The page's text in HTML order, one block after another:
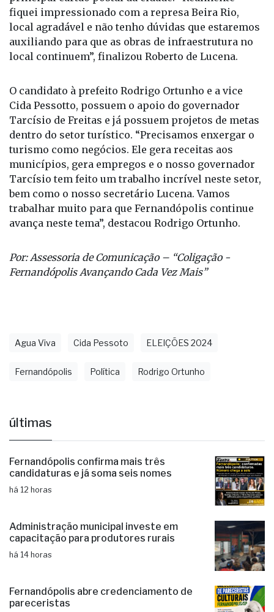
fiquei impressionado com a represa Beira Rio,
local agradável e não tenho dúvidas que estaremos
auxiliando para que as obras de infraestrutura no
local continuem”, finalizou Roberto de Lucena.
O candidato à prefeito Rodrigo Ortunho e a vice
Cida Pessotto, possuem o apoio do governador
Tarcísio de Freitas e já possuem projetos de metas
dentro do setor turístico. “Precisamos enxergar o
turismo como negócios. Ele gera receitas aos
municípios, gera empregos e o nosso governador
Tarcísio tem feito um trabalho incrível neste setor,
bem como o nosso secretário Lucena. Vamos
trabalhar muito para que Fernandópolis continue
avança neste tema”, destacou Rodrigo Ortunho.
Por: Assessoria de Comunicação – “Coligação -
Fernandópolis Avançando Cada Vez Mais”
Agua Viva Cida Pessoto ELEIÇÕES 2024
Fernandópolis Política Rodrigo Ortunho
últimas
Fernandópolis confirma mais três
candidaturas e já soma seis nomes
há 12 horas
Administração municipal investe em
capacitação para produtores rurais
há 14 horas
Fernandópolis abre credenciamento de
pareceristas